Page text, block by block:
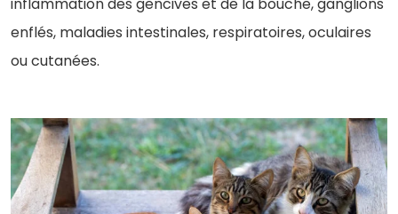
enflés, maladies intestinales, respiratoires, oculaires
ou cutanées.